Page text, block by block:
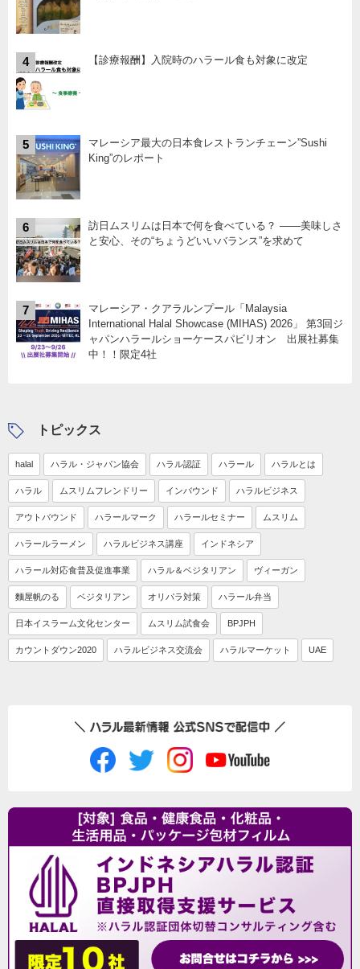
4 【診療報酬】入院時のハラール食も対象に改定
5
マレーシア最大の日本食レストランチェーン”Sushi
King”のレポート
6
訪日ムスリムは日本で何を食べている？ ――美味しさ
と安心、その“ちょうどいいバランス”を求めて
7
マレーシア・クアラルンプール「Malaysia
International Halal Showcase (MIHAS) 2026」 第3回ジ
ャパンハラールショーケースパビリオン 出展社募集
中！！限定4社
トピックス
halal ハラル・ジャパン協会 ハラル認証 ハラール ハラルとは
ハラル ムスリムフレンドリー インバウンド ハラルビジネス
アウトバウンド ハラールマーク ハラールセミナー ムスリム
ハラールラーメン ハラルビジネス講座 インドネシア
ハラール対応食普及促進事業 ハラル＆ベジタリアン ヴィーガン
麵屋帆のる ベジタリアン オリパラ対策 ハラール弁当
日本イスラーム文化センター ムスリム試食会 BPJPH
カウントダウン2020 ハラルビジネス交流会 ハラルマーケット UAE